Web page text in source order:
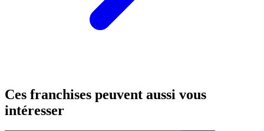
Ces franchises peuvent aussi vous
intéresser